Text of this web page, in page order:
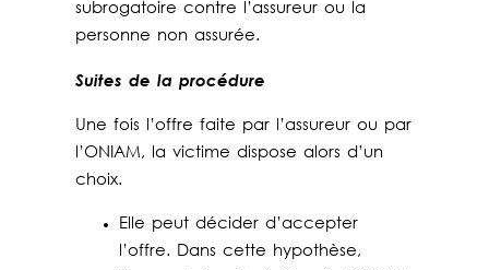
subrogatoire contre l’assureur ou la
personne non assurée.
Suites de la procédure
Une fois l’offre faite par l’assureur ou par
l’ONIAM, la victime dispose alors d’un
choix.
Elle peut décider d’accepter
l’offre. Dans cette hypothèse,